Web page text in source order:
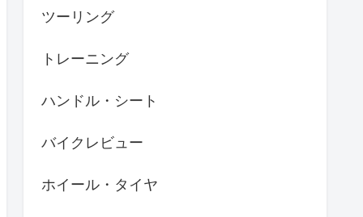
ツーリング
トレーニング
ハンドル・シート
バイクレビュー
ホイール・タイヤ